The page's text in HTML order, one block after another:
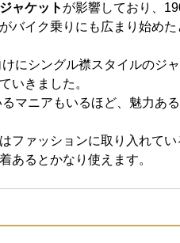
ャケット が影響しており、
がバイク乗りにも広まり始めた
にシングル襟スタイルのジ
いきました。
マニアもいるほど、魅力ある
ファッションに取り入れてい
あるとかなり使えます。